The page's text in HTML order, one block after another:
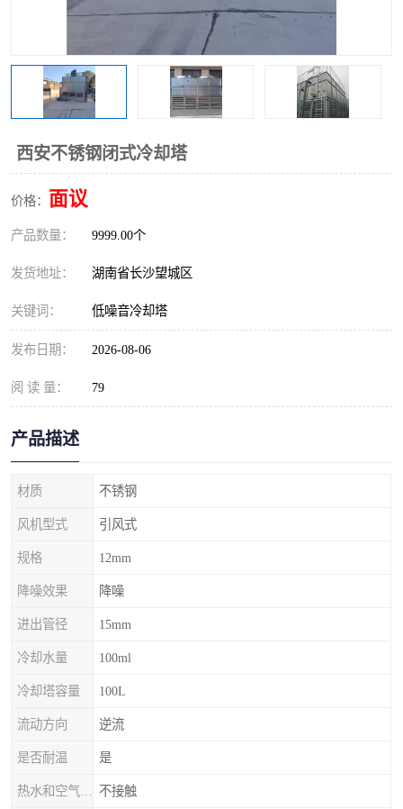
西安不锈钢闭式冷却塔
价格： 面议
产品数量： 9999.00个
发货地址： 湖南省长沙望城区
关键词： 低噪音冷却塔
发布日期： 2026-08-06
阅 读 量： 79
产品描述
材质 不锈钢
风机型式 引风式
规格 12mm
降噪效果 降噪
进出管径 15mm
冷却水量 100ml
冷却塔容量 100L
流动方向 逆流
是否耐温 是
不接触